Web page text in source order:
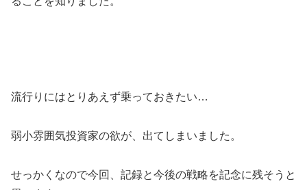
流行りにはとりあえず乗っておきたい…
弱小雰囲気投資家の欲が、出てしまいました。
せっかくなので今回、記録と今後の戦略を記念に残そうと